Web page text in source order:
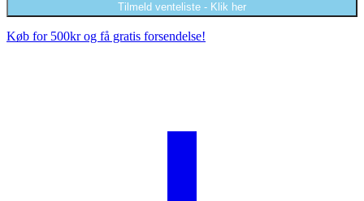
Tilmeld venteliste - Klik her
Køb for 500kr og få gratis forsendelse!